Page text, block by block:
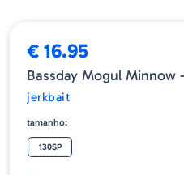
€ 16.95
Bassday Mogul Minnow
jerkbait
tamanho:
130SP